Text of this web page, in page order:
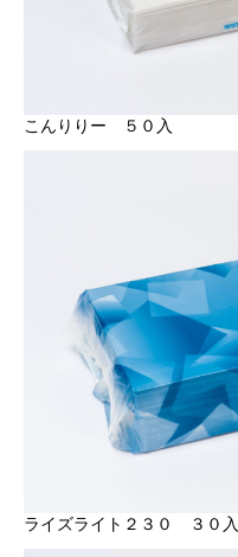
こんりりー ５０入
ライズライト２３０ ３０入